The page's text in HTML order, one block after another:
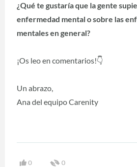
¿Qué te gustaría que la gente
enfermedad mental o sobre las
mentales en general?
¡Os leo en comentarios!👇
Un abrazo,
Ana del equipo Carenity
0 0